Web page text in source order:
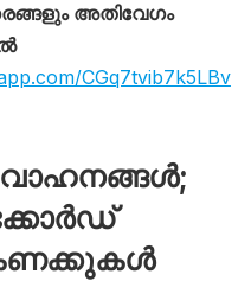
അതിവേഗം
CGq7tvib7k5LBv
വാഹനങ്ങൾ;
കണക്കുകൾ